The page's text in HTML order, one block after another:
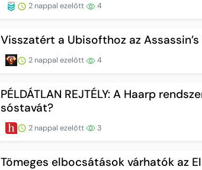
2 nappal ezelőtt 4
Visszatért a Ubisofthoz az
2 nappal ezelőtt 4
PÉLDÁTLAN REJTÉLY: A Haarp
sóstavát?
2 nappal ezelőtt 3
Tömeges elbocsátások várhatók az